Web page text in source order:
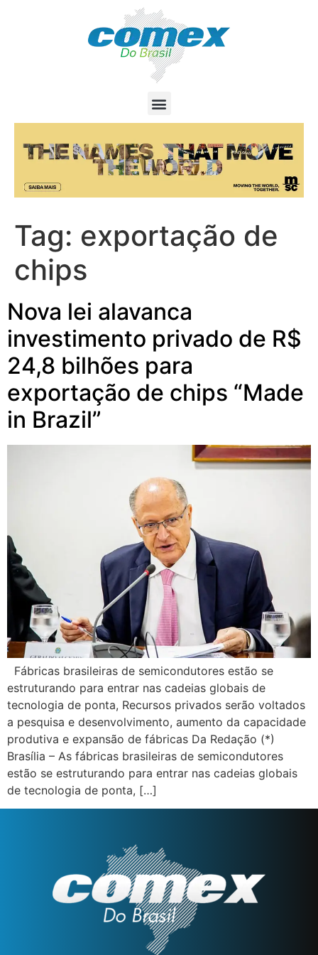
Tag: exportação de
chips
Nova lei alavanca
investimento privado de R$
24,8 bilhões para
exportação de chips “Made
in Brazil”
Fábricas brasileiras de semicondutores estão se
estruturando para entrar nas cadeias globais de
tecnologia de ponta, Recursos privados serão voltados
a pesquisa e desenvolvimento, aumento da capacidade
produtiva e expansão de fábricas Da Redação (*)
Brasília – As fábricas brasileiras de semicondutores
estão se estruturando para entrar nas cadeias globais
de tecnologia de ponta, […]